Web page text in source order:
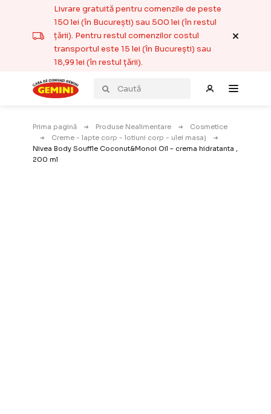
Livrare gratuită pentru comenzile de peste
150 lei (în București) sau 500 lei (în restul
țării). Pentru restul comenzilor costul
transportul este 15 lei (în București) sau
18,99 lei (în restul țării).
Prima pagină Produse Nealimentare
Cosmetice
Creme - lapte corp - lotiuni corp - ulei masaj
Nivea Body Souffle Coconut&Monoi Oil – crema hidratanta ,
200 ml